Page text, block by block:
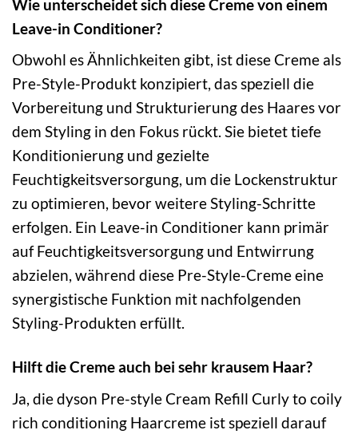
Wie unterscheidet sich diese Creme von einem
Leave-in Conditioner?
Obwohl es Ähnlichkeiten gibt, ist diese Creme als
Pre-Style-Produkt konzipiert, das speziell die
Vorbereitung und Strukturierung des Haares vor
dem Styling in den Fokus rückt. Sie bietet tiefe
Konditionierung und gezielte
Feuchtigkeitsversorgung, um die Lockenstruktur
zu optimieren, bevor weitere Styling-Schritte
erfolgen. Ein Leave-in Conditioner kann primär
auf Feuchtigkeitsversorgung und Entwirrung
abzielen, während diese Pre-Style-Creme eine
synergistische Funktion mit nachfolgenden
Styling-Produkten erfüllt.
Hilft die Creme auch bei sehr krausem Haar?
Ja, die dyson Pre-style Cream Refill Curly to coily
rich conditioning Haarcreme ist speziell darauf